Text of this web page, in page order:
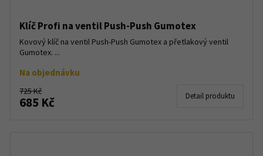
Klíč Profi na ventil Push-Push Gumotex
Kovový klíč na ventil Push-Push Gumotex a přetlakový ventil
Gumotex. ...
Na objednávku
725 Kč
685 Kč Detail produktu